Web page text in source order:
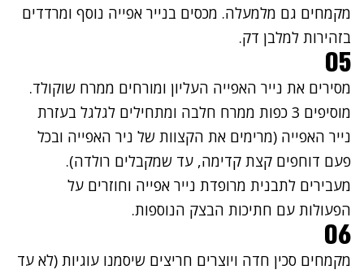
מקמחים גם מלמעלה. מכסים בנייר אפייה נוסף ומרדדים
בזהירות למלבן דק.
05
מסירים את נייר האפייה העליון ומורחים ממרח שוקולד.
מוסיפים 3 כפות ממרח חלבה ומתחילים לגלגל בעזרת
נייר האפייה (מרימים את הקצוות של ניר האפייה ובכל
פעם דוחפים קצת קדימה, עד שמקבלים רולדה).
מעבירים לתבנית מרופדת נייר אפייה וחוזרים על
הפעולות עם חתיכות הבצק הנוספות.
06
מקמחים סכין חדה ויוצרים חריצים שיסמנו עוגיות (לא עד